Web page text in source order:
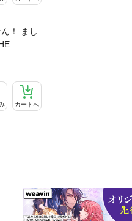
！ まし
カートへ